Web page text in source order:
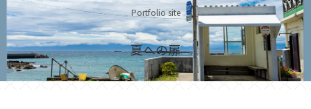
Portfolio site
夏への扉